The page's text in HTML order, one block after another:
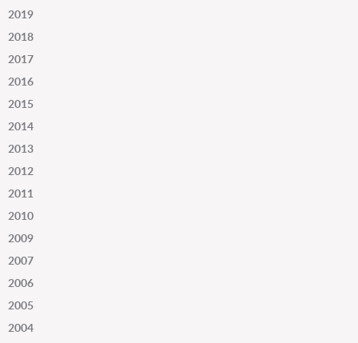
2019
2018
2017
2016
2015
2014
2013
2012
2011
2010
2009
2007
2006
2005
2004